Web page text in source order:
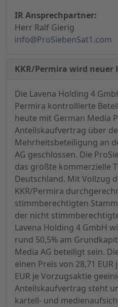
IR Ansprechpartner:
Herr Ralf Gierig
info@ProSiebenSat1.com
KKR/Permira wird neuer
Die Lavena Holding 4
Permira kontrollierte
heute mit German Media
Anteilskaufvertrag über
Mehrheitsbeteiligung an
AG geschlossen. Die
das größte kommerzielle
Deutschland. Mit Vollzug
KKR/Permira
stimmberechtigten
der nicht
Lavena Holding 4 GmbH
rund 50,5% am
Media AG beteiligt sein.
einen Preis von 28,71
EUR je Vorzugsaktie
Anteilskaufvertrag steht
kartell- und